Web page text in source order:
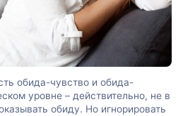
обида-чувство и обида-
уровне – действительно, не в
обиду. Но игнорировать